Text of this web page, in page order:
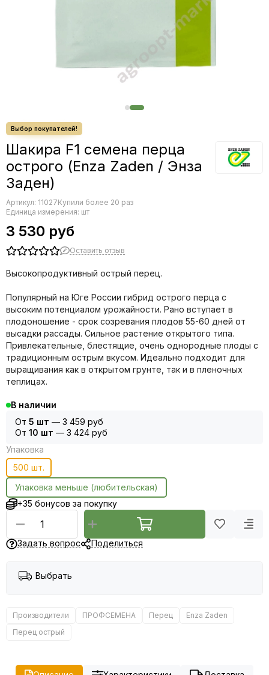
Сельдерей
Земляника
Микрозелень - семена для проращивания
Фасоль
Фенхель
Шакира F1 семена перца
острого (Enza Zaden / Энза
Заден)
Артикул: 11027Купили более 20 раз
Единица измерения: шт
3 530 руб
Оставить отзыв
Высокопродуктивный острый перец.
Популярный на Юге России гибрид острого перца с
высоким потенциалом урожайности. Рано вступает в
плодоношение - срок созревания плодов 55-60 дней от
высадки рассады. Сильное растение открытого типа.
Привлекательные, блестящие, очень однородные плоды с
традиционным острым вкусом. Идеально подходит для
выращивания как в открытом грунте, так и в пленочных
теплицах.
В наличии
От 5 шт — 3 459 руб
От 10 шт — 3 424 руб
Упаковка
500 шт.
Упаковка меньше (любительская)
+35 бонусов за покупку
Задать вопрос Поделиться
Выбрать
Производители ПРОФСЕМЕНА Перец
Enza Zaden
Перец острый